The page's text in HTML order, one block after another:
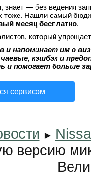
знает — без ведения
тоже. Нашли самый
месяц бесплатно.
который
и напоминает им о
кэшбэк и
и помогает больше
сервисом
►
версию